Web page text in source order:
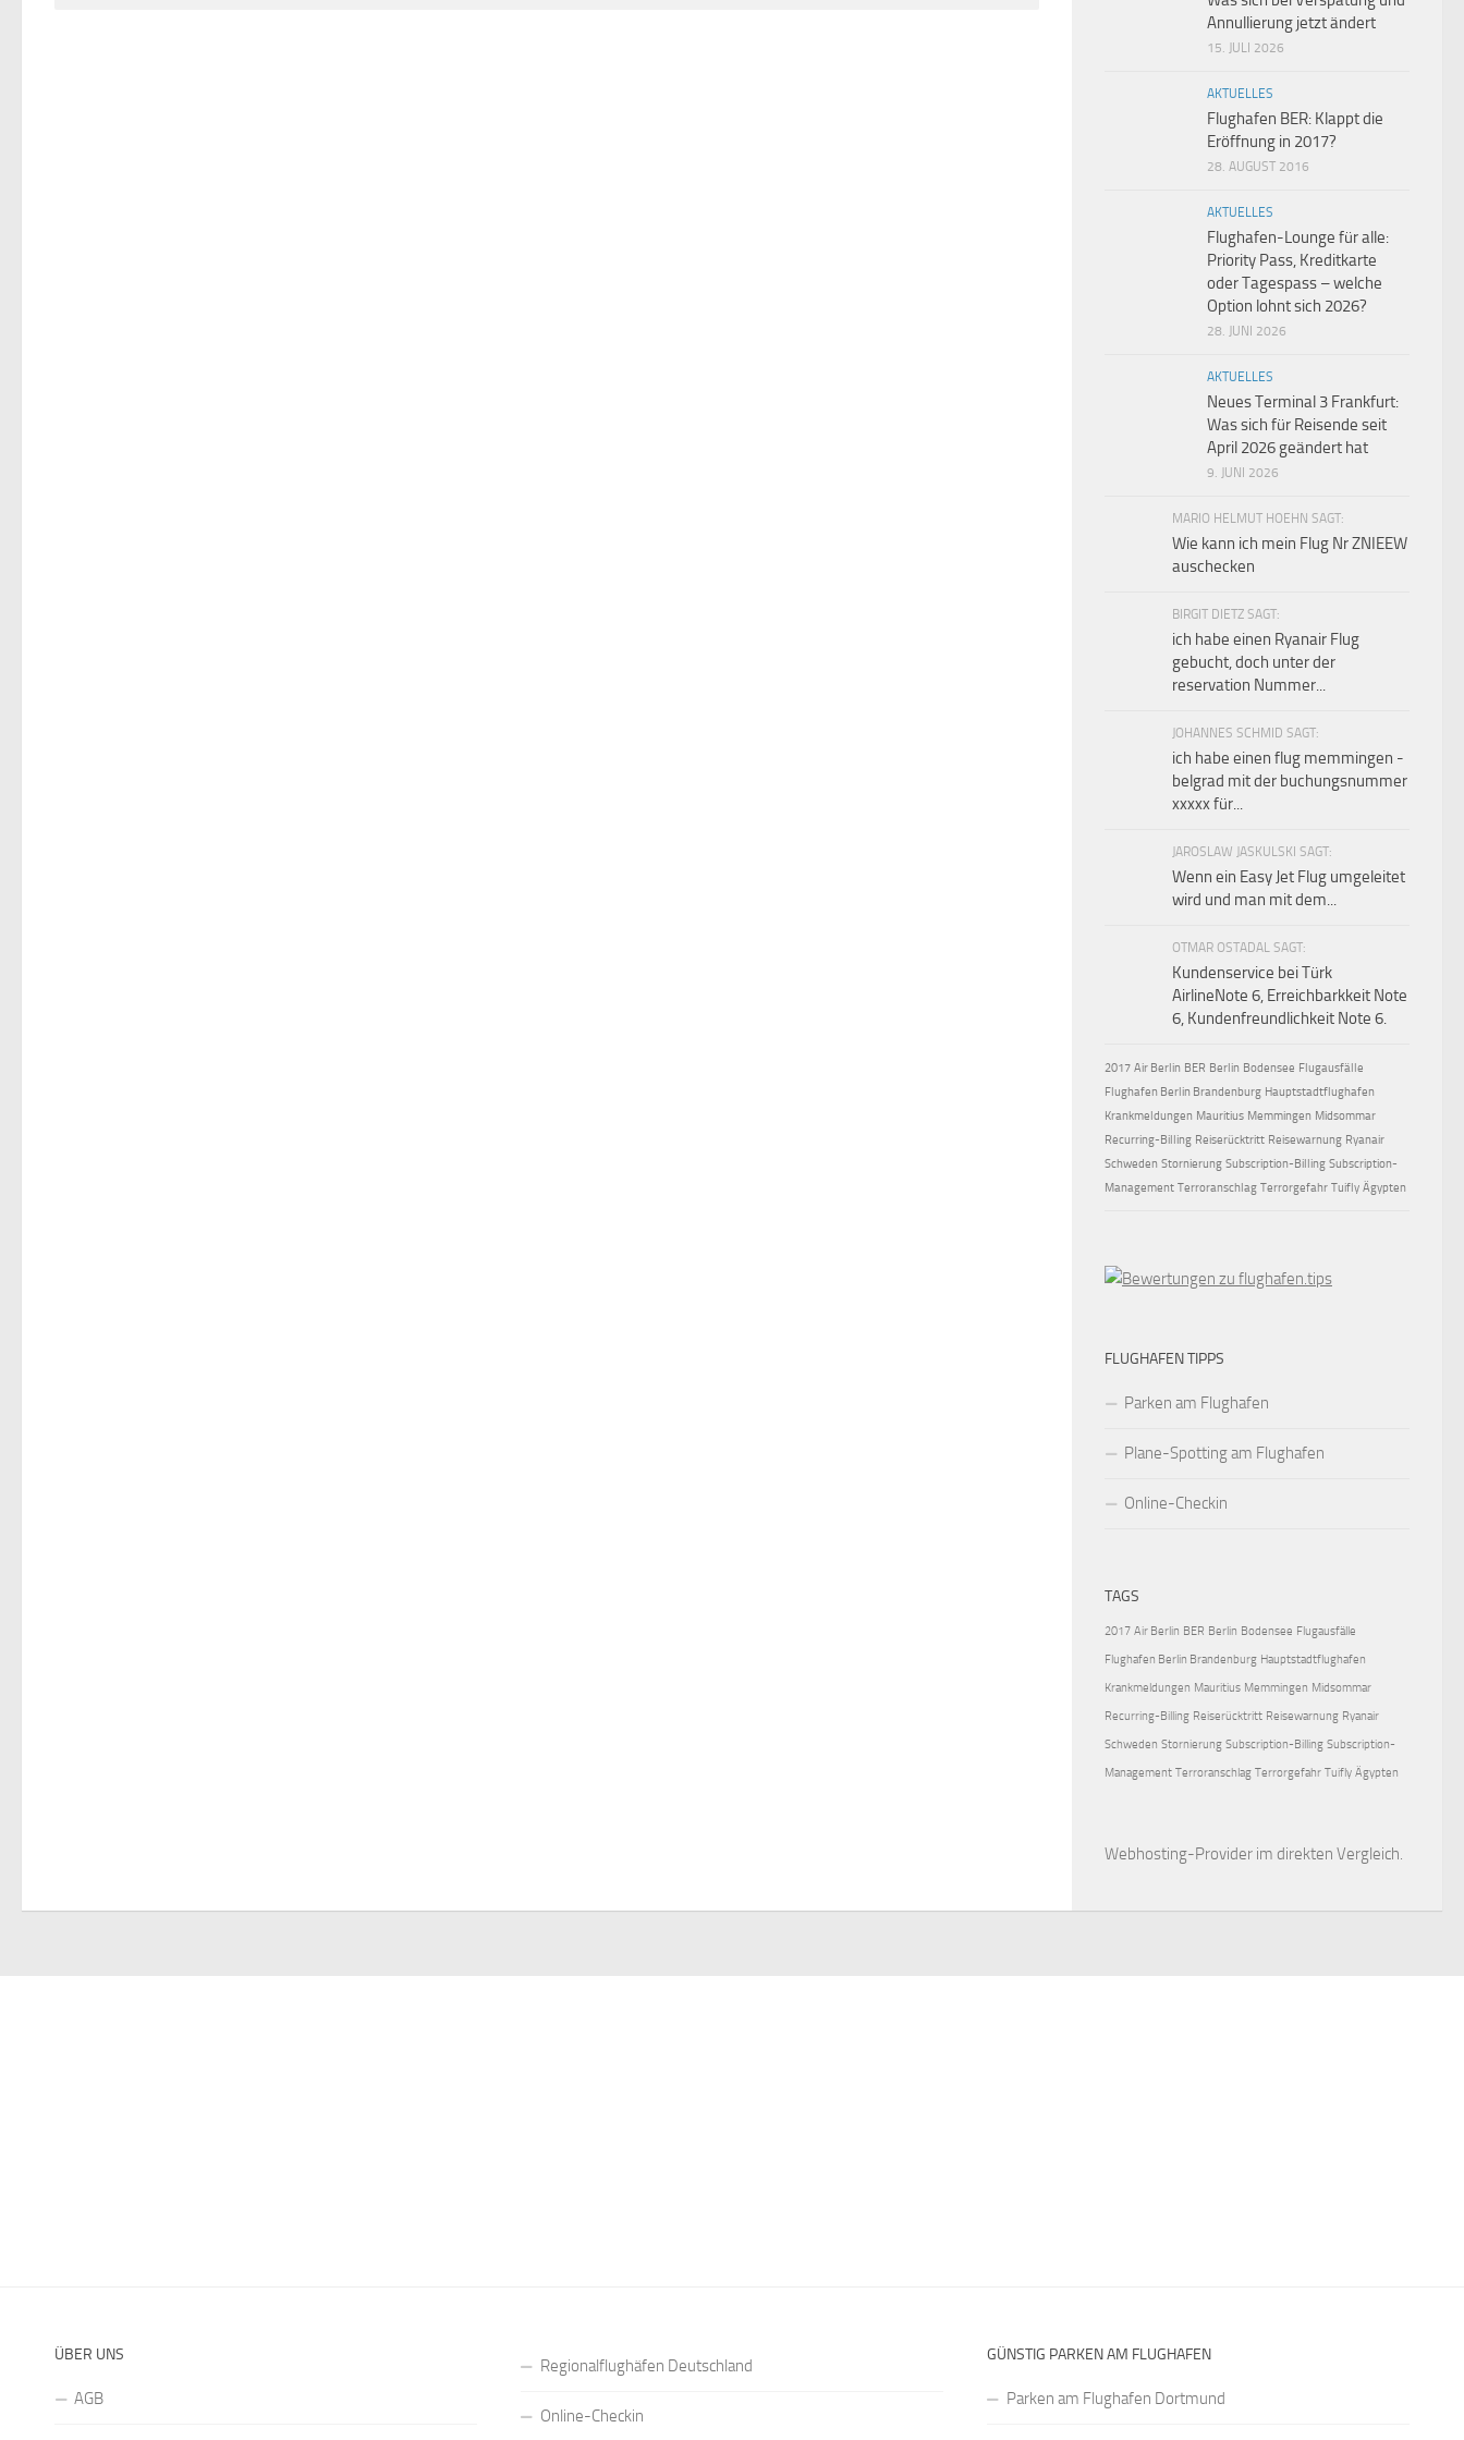
Annullierung jetzt ändert
15. JULI 2026
AKTUELLES
Flughafen BER: Klappt die
Eröffnung in 2017?
28. AUGUST 2016
AKTUELLES
Flughafen-Lounge für alle:
Priority Pass, Kreditkarte
oder Tagespass – welche
Option lohnt sich 2026?
28. JUNI 2026
AKTUELLES
Neues Terminal 3 Frankfurt:
Was sich für Reisende seit
April 2026 geändert hat
9. JUNI 2026
MARIO HELMUT HOEHN SAGT:
Wie kann ich mein Flug Nr ZNIEEW
auschecken
BIRGIT DIETZ SAGT:
ich habe einen Ryanair Flug
gebucht, doch unter der
reservation Nummer...
JOHANNES SCHMID SAGT:
ich habe einen flug memmingen -
belgrad mit der buchungsnummer
xxxxx für...
JAROSLAW JASKULSKI SAGT:
Wenn ein Easy Jet Flug umgeleitet
wird und man mit dem...
OTMAR OSTADAL SAGT:
Kundenservice bei Türk
AirlineNote 6, Erreichbarkkeit Note
6, Kundenfreundlichkeit Note 6.
2017 Air Berlin BER Berlin Bodensee Flugausfälle
Flughafen Berlin Brandenburg Hauptstadtflughafen
Krankmeldungen Mauritius Memmingen Midsommar
Recurring-Billing Reiserücktritt Reisewarnung Ryanair
Schweden Stornierung Subscription-Billing Subscription-
Management Terroranschlag Terrorgefahr Tuifly Ägypten
FLUGHAFEN TIPPS
Parken am Flughafen
Plane-Spotting am Flughafen
Online-Checkin
TAGS
2017 Air Berlin BER Berlin Bodensee Flugausfälle
Flughafen Berlin Brandenburg Hauptstadtflughafen
Krankmeldungen Mauritius Memmingen Midsommar
Recurring-Billing Reiserücktritt Reisewarnung Ryanair
Schweden Stornierung Subscription-Billing Subscription-
Management Terroranschlag Terrorgefahr Tuifly Ägypten
Webhosting-Provider im direkten Vergleich.
ÜBER UNS
AGB
Regionalflughäfen Deutschland
Online-Checkin
GÜNSTIG PARKEN AM FLUGHAFEN
Parken am Flughafen Dortmund